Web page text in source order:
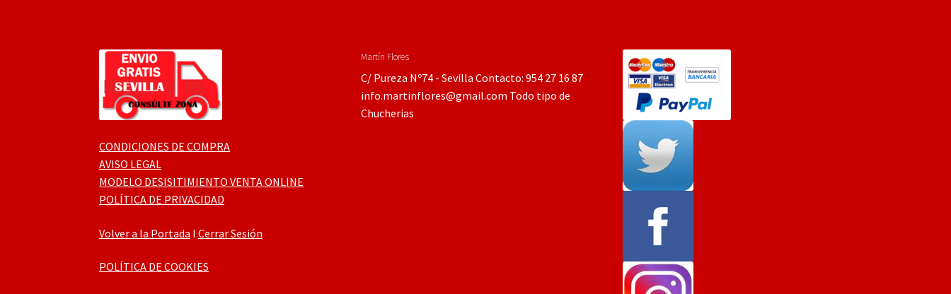
CONDICIONES DE COMPRA
AVISO LEGAL
MODELO DESISITIMIENTO VENTA ONLINE
POLÍTICA DE PRIVACIDAD
Volver a la Portada ICerrar Sesión
POLÍTICA DE COOKIES
Martín Flores
C/ Pureza Nº74 - Sevilla Contacto: 954 27 16 87
info.martinflores@gmail.com Todo tipo de
Chucherias